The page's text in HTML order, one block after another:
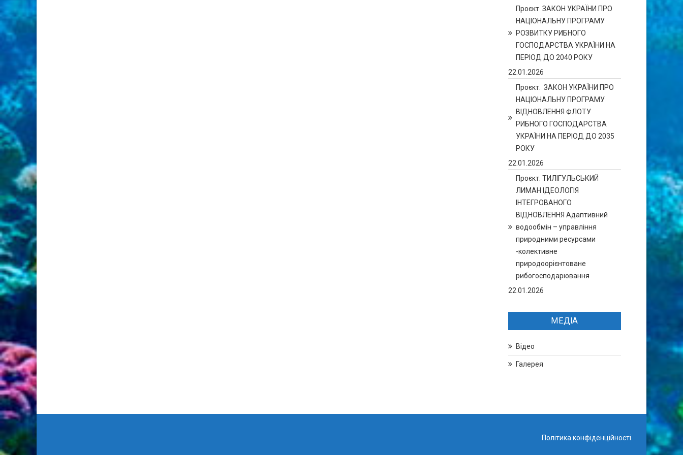
Проєкт ЗАКОН УКРАЇНИ ПРО
НАЦІОНАЛЬНУ ПРОГРАМУ
РОЗВИТКУ РИБНОГО
ГОСПОДАРСТВА УКРАЇНИ НА
ПЕРІОД ДО 2040 РОКУ
22.01.2026
Проєкт. ЗАКОН УКРАЇНИ ПРО
НАЦІОНАЛЬНУ ПРОГРАМУ
ВІДНОВЛЕННЯ ФЛОТУ
РИБНОГО ГОСПОДАРСТВА
УКРАЇНИ НА ПЕРІОД ДО 2035
РОКУ
22.01.2026
Проєкт. ТИЛІГУЛЬСЬКИЙ
ЛИМАН ІДЕОЛОГІЯ
ІНТЕГРОВАНОГО
ВІДНОВЛЕННЯ Адаптивний
водообмін – управління
природними ресурсами
-колективне
природоорієнтоване
рибогосподарювання
22.01.2026
МЕДІА
Відео
Галерея
Політика конфіденційності